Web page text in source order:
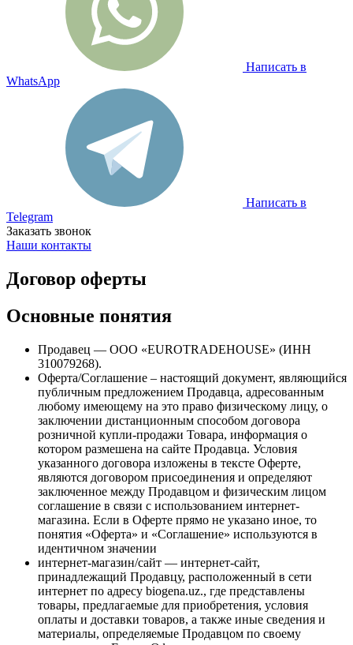
Написать в
WhatsApp
Написать в
Telegram
Заказать звонок
Наши контакты
Договор оферты
Основные понятия
Продавец — ООО «EUROTRADEHOUSE» (ИНН
310079268).
Оферта/Соглашение – настоящий документ, являющийся
публичным предложением Продавца, адресованным
любому имеющему на это право физическому лицу, о
заключении дистанционным способом договора
розничной купли-продажи Товара, информация о
котором размешена на сайте Продавца. Условия
указанного договора изложены в тексте Оферте,
являются договором присоединения и определяют
заключенное между Продавцом и физическим лицом
соглашение в связи с использованием интернет-
магазина. Если в Оферте прямо не указано иное, то
понятия «Оферта» и «Соглашение» используются в
идентичном значении
интернет-магазин/сайт — интернет-сайт,
принадлежащий Продавцу, расположенный в сети
интернет по адресу biogena.uz., где представлены
товары, предлагаемые для приобретения, условия
оплаты и доставки товаров, а также иные сведения и
материалы, определяемые Продавцом по своему